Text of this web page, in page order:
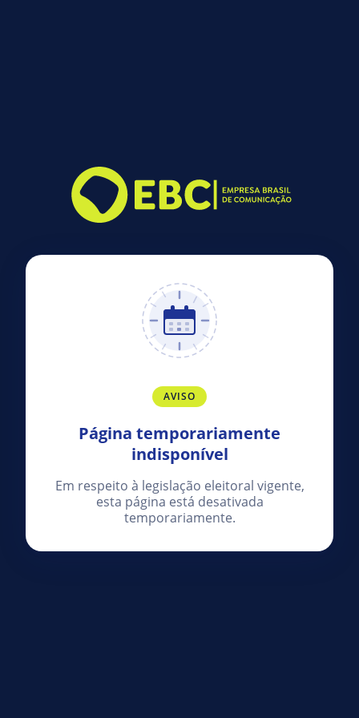
AVISO
Página temporariamente
indisponível
Em respeito à legislação eleitoral vigente,
esta página está desativada
temporariamente.